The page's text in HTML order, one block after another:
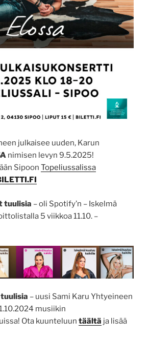
julkaisee uuden, Karun
nimisen levyn 9.5.2025!
Sipoon Topeliussalissa
tuulisia – oli Spotify’n – Iskelmä
5 viikkoa 11.10. –
– uusi Sami Karu Yhtyeineen
musiikin
Ota kuunteluun täältä ja lisää